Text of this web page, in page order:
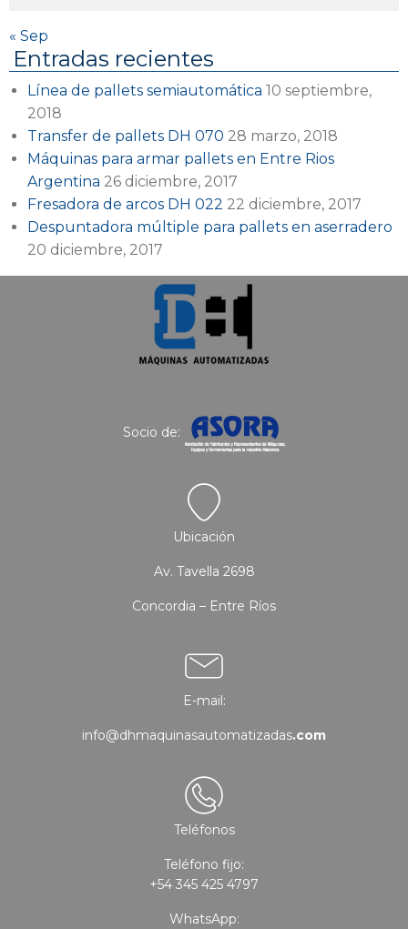
« Sep
Entradas recientes
Línea de pallets semiautomática 10 septiembre,
2018
Transfer de pallets DH 070 28 marzo, 2018
Máquinas para armar pallets en Entre Rios
Argentina 26 diciembre, 2017
Fresadora de arcos DH 022 22 diciembre, 2017
Despuntadora múltiple para pallets en aserradero
20 diciembre, 2017
Socio de:
Ubicación
Av. Tavella 2698
Concordia – Entre Ríos
E-mail:
info@dhmaquinasautomatizadas.com
Teléfonos
Teléfono fijo:
+54 345 425 4797
WhatsApp: